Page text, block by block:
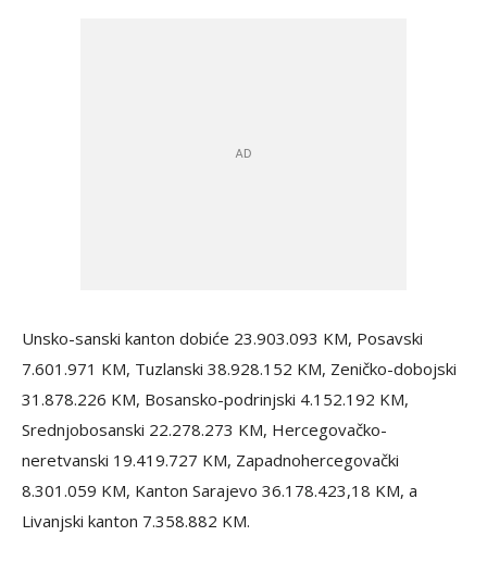
Unsko-sanski kanton dobiće 23.903.093 KM, Posavski
7.601.971 KM, Tuzlanski 38.928.152 KM, Zeničko-dobojski
31.878.226 KM, Bosansko-podrinjski 4.152.192 KM,
Srednjobosanski 22.278.273 KM, Hercegovačko-
neretvanski 19.419.727 KM, Zapadnohercegovački
8.301.059 KM, Kanton Sarajevo 36.178.423,18 KM, a
Livanjski kanton 7.358.882 KM.